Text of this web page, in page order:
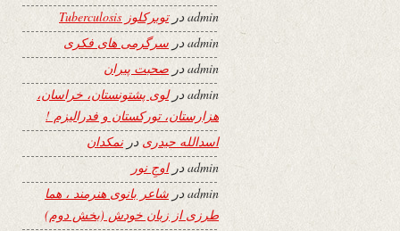
adminدرتوبرکلوز Tuberculosis
adminدر سرگرمی های فکری
adminدر صحبت پیران
adminدرلوی پشتونستان، خراسان،
هزارستان، تورکستان و فدرالیزم !
اسدالله حیدری درنمکدان
adminدراوجِ نور
adminدر شاعر بانوی هنرمند ، هما
طرزی از زبان خودش (بخش دوم)